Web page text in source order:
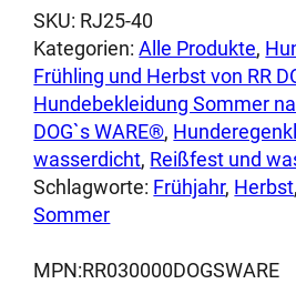
auf.
Die
Optionen
können
auf
der
Produktseite
gewählt
SKU: RJ25-40
Kategorien:Alle Produkte,
Frühling und Herbst von RR
Hundebekleidung Sommer
DOG`s WARE®,
wasserdicht, Reißfest und
Schlagworte: Frühjahr, Herbst,
Sommer
MPN:RR030000DOGSWARE